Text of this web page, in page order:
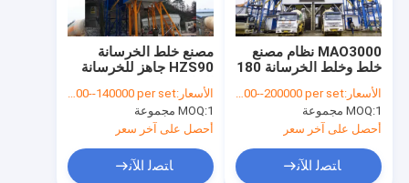
مصنع خلط الخرسانة
HZS90 جاهز للخرسانة
Hالأسعار:USD 70000--140000 per set
MOQ:1 مجموعة
أحصل على آخر سعر
ﺎﺘﺼﻟ ﺍﻶﻧ
MAO3000 نظام مصنع
خلط وخلط الخرسانة 180
متر مكعب في الساعة
4.1 متر
الأسعار:USD 120000--200000 per set
MOQ:1 مجموعة
أحصل على آخر سعر
ﺎﺘﺼﻟ ﺍﻶﻧ